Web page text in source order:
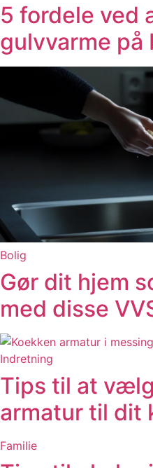
5 fordele ved
gulvvarme
Bolig
Gør dit hjem
med disse
Indretning
Tips til at
armatur til dit
Familie